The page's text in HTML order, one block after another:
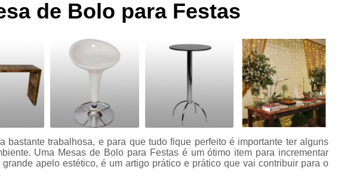
Aluguel de
móvel
Aluguel de
poltronas
Aluguel de
puffs
Aluguel de
sofás
Aluguel de
tapetes
Aluguel de Cadeira para
Aluguel de Mesa de Bolo
Aluguel de Mesa e Cadeira
Aluguel de Mesa e Cadeira para
Aluguel de Mesa para Festa
Aluguel de Mesa para Festas de
Aluguel de Mobiliário para
Aluguel de Moveis de Escritorio
de Bolo para Festas
bastante trabalhosa, e para que tudo fique perfeito é importante ter alguns
Uma Mesas de Bolo para Festas é um ótimo item para incrementar
apelo estético, é um artigo prático e prático que vai contribuir para o